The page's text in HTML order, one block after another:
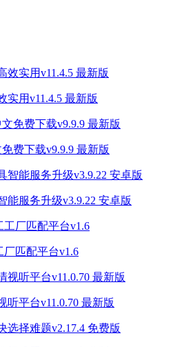
实用v11.4.5 最新版
费下载v9.9.9 最新版
能服务升级v3.9.22 安卓版
厂匹配平台v1.6
听平台v11.0.70 最新版